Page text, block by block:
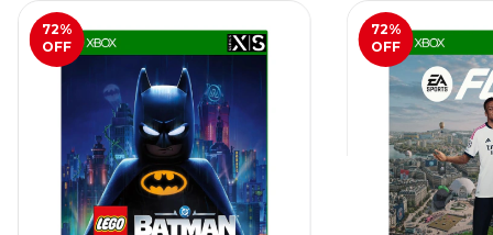
72%
OFF
72%
OFF